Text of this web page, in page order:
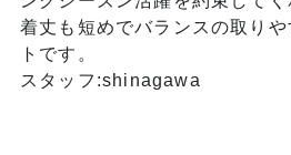
着丈も短めでバランスの取り
トです。
スタッフ:shinagawa